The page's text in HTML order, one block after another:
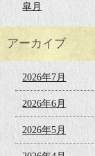
皐月
アーカイブ
2026年7月
2026年6月
2026年5月